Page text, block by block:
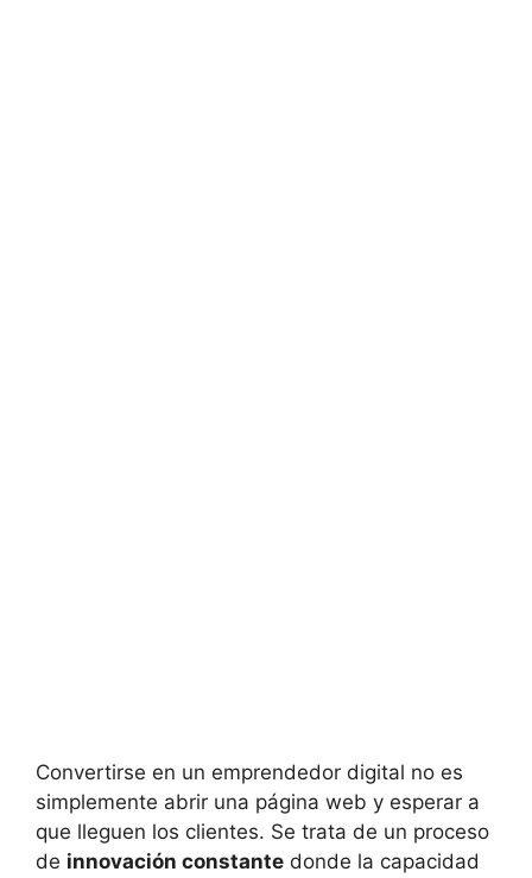
Convertirse en un emprendedor digital no es
simplemente abrir una página web y esperar a
que lleguen los clientes. Se trata de un proceso
de innovación constante donde la capacidad